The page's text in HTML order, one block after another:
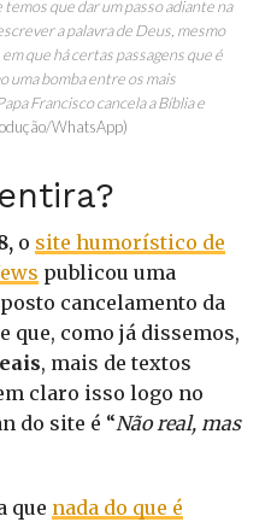
que dar um passo adiante na
a palavra de Deus, mesmo
que há certas passagens que é
uma bomba entre os mais
Francisco cancela a Bíblia e
WhatsApp)
o site humorístico de
publicou uma
cancelamento da
que, como já dissemos,
, mais de textos
claro isso logo no
do site é “Não real, mas
que nada do que é